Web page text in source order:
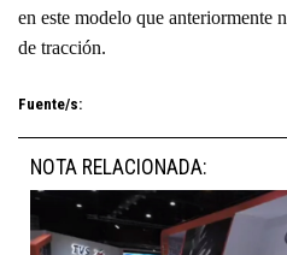
en este modelo que anteriormente
de tracción.
Fuente/s:
NOTA RELACIONADA: